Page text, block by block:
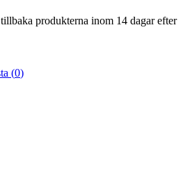
produkterna inom 14 dagar efter
(0)